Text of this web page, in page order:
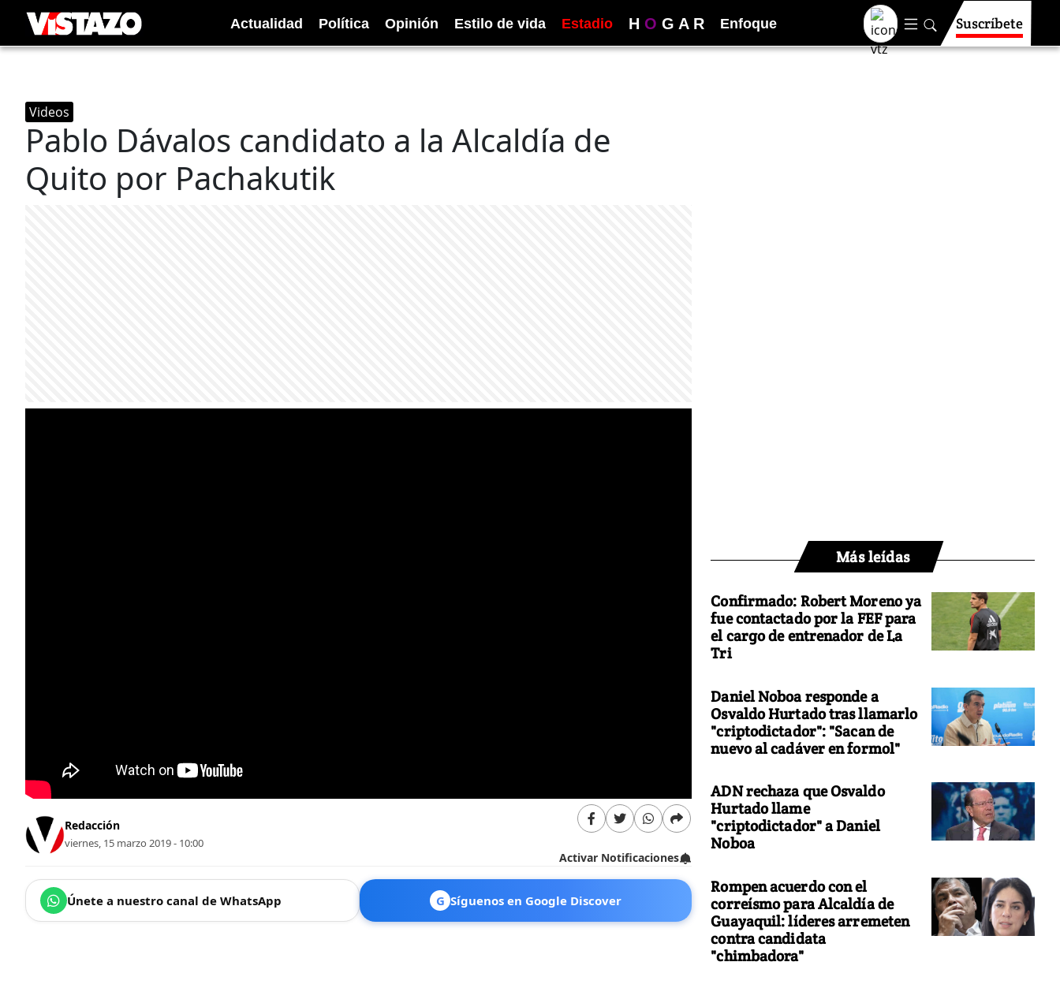
Actualidad Política Opinión Estilo de vida Estadio H O G A R Enfoque Suscríbete
Videos
Pablo Dávalos candidato a la Alcaldía de
Quito por Pachakutik
Redacción
viernes, 15 marzo 2019 - 10:00
Activar Notificaciones
Únete a nuestro canal de WhatsApp G Síguenos en Google Discover
Más leídas
Confirmado: Robert Moreno ya
fue contactado por la FEF para
el cargo de entrenador de La
Tri
Daniel Noboa responde a
Osvaldo Hurtado tras llamarlo
"criptodictador": "Sacan de
nuevo al cadáver en formol"
ADN rechaza que Osvaldo
Hurtado llame
"criptodictador" a Daniel
Noboa
Rompen acuerdo con el
correísmo para Alcaldía de
Guayaquil: líderes arremeten
contra candidata
"chimbadora"